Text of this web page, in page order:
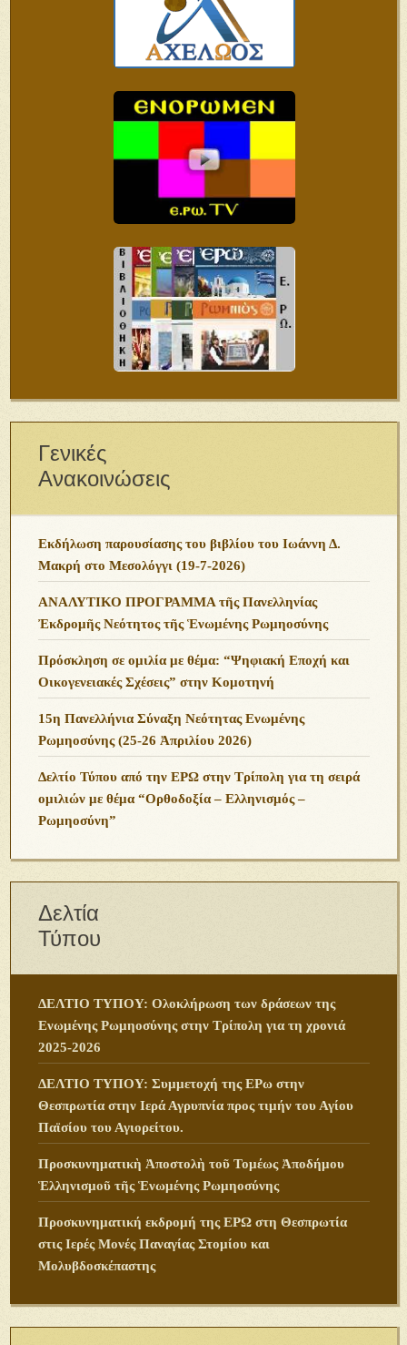
Γενικές
Ανακοινώσεις
Εκδήλωση παρουσίασης του βιβλίου του Ιωάννη Δ.
Μακρή στο Μεσολόγγι (19-7-2026)
ΑΝΑΛΥΤΙΚΟ ΠΡΟΓΡΑΜΜΑ τῆς Πανελληνίας
Ἐκδρομῆς Νεότητος τῆς Ἑνωμένης Ρωμηοσύνης
Πρόσκληση σε ομιλία με θέμα: “Ψηφιακή Εποχή και
Οικογενειακές Σχέσεις” στην Κομοτηνή
15η Πανελλήνια Σύναξη Νεότητας Ενωμένης
Ρωμηοσύνης (25-26 Ἀπριλίου 2026)
Δελτίο Τύπου από την ΕΡΩ στην Τρίπολη για τη σειρά
ομιλιών με θέμα “Ορθοδοξία – Ελληνισμός –
Ρωμηοσύνη”
Δελτία
Τύπου
ΔΕΛΤΙΟ ΤΥΠΟΥ: Ολοκλήρωση των δράσεων της
Ενωμένης Ρωμηοσύνης στην Τρίπολη για τη χρονιά
2025-2026
ΔΕΛΤΙΟ ΤΥΠΟΥ: Συμμετοχή της ΕΡω στην
Θεσπρωτία στην Ιερά Αγρυπνία προς τιμήν του Αγίου
Παϊσίου του Αγιορείτου.
Προσκυνηματικὴ Ἀποστολὴ τοῦ Τομέως Ἀποδήμου
Ἑλληνισμοῦ τῆς Ἑνωμένης Ρωμηοσύνης
Προσκυνηματική εκδρομή της ΕΡΩ στη Θεσπρωτία
στις Ιερές Μονές Παναγίας Στομίου και
Μολυβδοσκέπαστης